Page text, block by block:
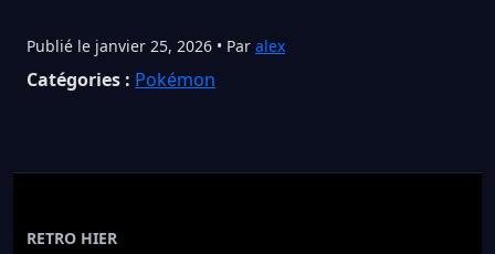
Publié le janvier 25, 2026 • Par alex
Catégories : Pokémon
RETRO HIER